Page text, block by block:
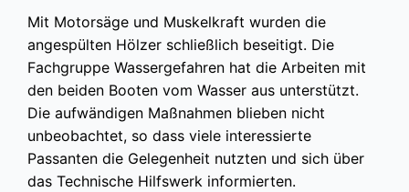
Mit Motorsäge und Muskelkraft wurden die
angespülten Hölzer schließlich beseitigt. Die
Fachgruppe Wassergefahren hat die Arbeiten mit
den beiden Booten vom Wasser aus unterstützt.
Die aufwändigen Maßnahmen blieben nicht
unbeobachtet, so dass viele interessierte
Passanten die Gelegenheit nutzten und sich über
das Technische Hilfswerk informierten.